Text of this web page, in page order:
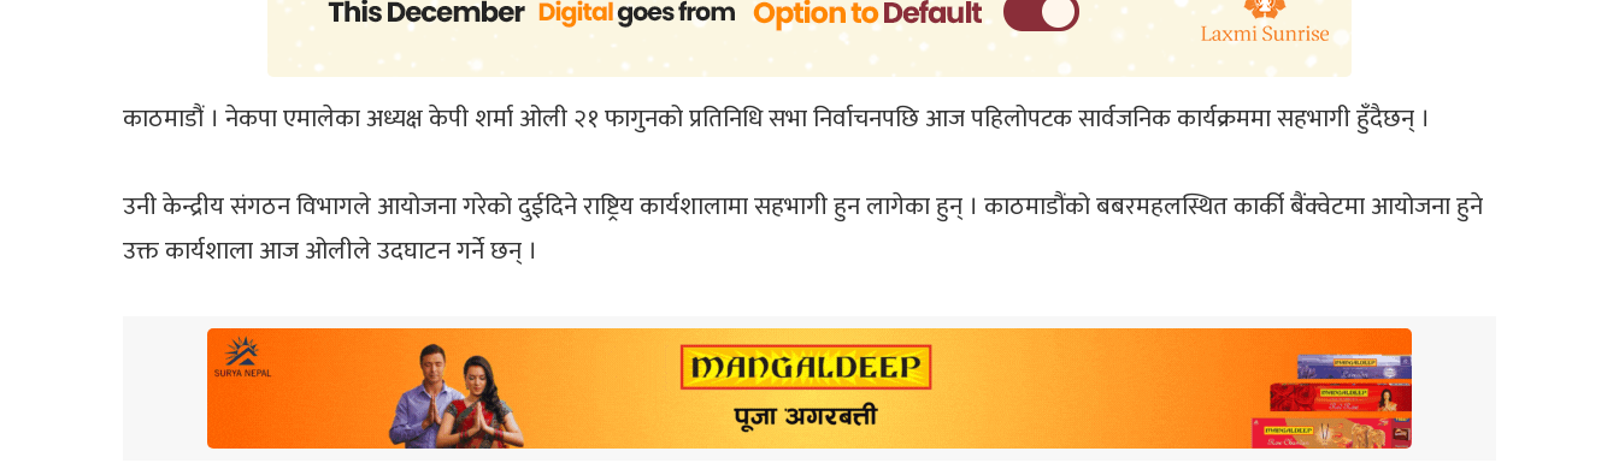
काठमाडौं । नेकपा एमालेका अध्यक्ष केपी शर्मा ओली २१ फागुनको प्रतिनिधि सभा निर्वाचनपछि आज पहिलोपटक सार्वजनिक कार्यक्रममा सहभागी हुँदैछन् ।
उनी केन्द्रीय संगठन विभागले आयोजना गरेको दुईदिने राष्ट्रिय कार्यशालामा सहभागी हुन लागेका हुन् । ​काठमाडौंको बबरमहलस्थित कार्की बैंक्वेटमा आयोजना हुने
उक्त कार्यशाला आज ओलीले उदघाटन गर्ने छन् ।